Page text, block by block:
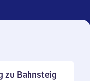
zu Bahnsteig